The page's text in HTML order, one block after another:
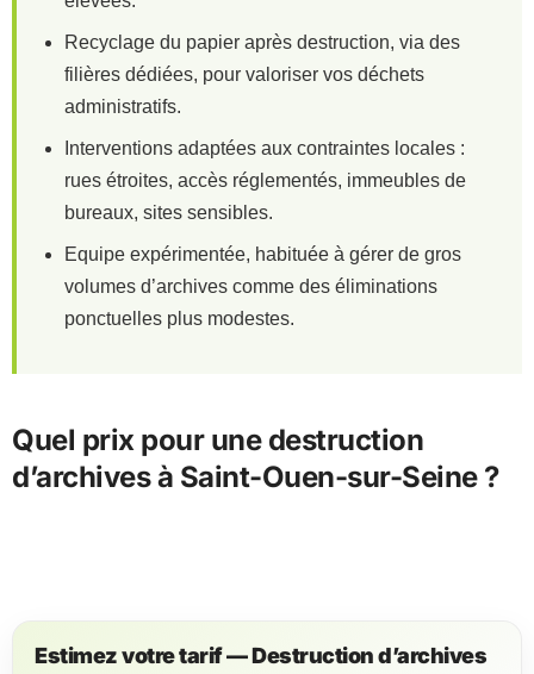
Recyclage du papier après destruction, via des
filières dédiées, pour valoriser vos déchets
administratifs.
Interventions adaptées aux contraintes locales :
rues étroites, accès réglementés, immeubles de
bureaux, sites sensibles.
Equipe expérimentée, habituée à gérer de gros
volumes d’archives comme des éliminations
ponctuelles plus modestes.
Quel prix pour une destruction
d’archives à Saint-Ouen-sur-Seine ?
Estimez votre tarif — Destruction d’archives